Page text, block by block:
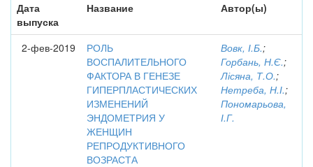
Дата
выпуска
Название Автор(ы)
2-фев-2019
РОЛЬ
ВОСПАЛИТЕЛЬНОГО
ФАКТОРА В ГЕНЕЗЕ
ГИПЕРПЛАСТИЧЕСКИХ
ИЗМЕНЕНИЙ
ЭНДОМЕТРИЯ У
ЖЕНЩИН
РЕПРОДУКТИВНОГО
ВОЗРАСТА
Вовк, І.Б.;
Горбань, Н.Є.;
Лісяна, Т.О.;
Нетреба, Н.І.;
Пономарьова,
І.Г.